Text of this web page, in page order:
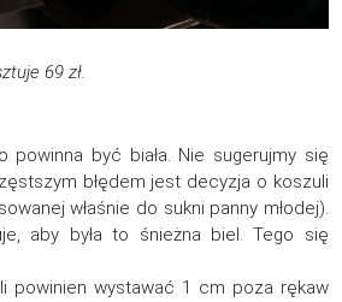
69 zł.
powinna być biała. Nie sugerujmy się
błędem jest decyzja o koszuli
właśnie do sukni panny młodej).
aby była to śnieżna biel. Tego się
powinien wystawać 1 cm poza rękaw